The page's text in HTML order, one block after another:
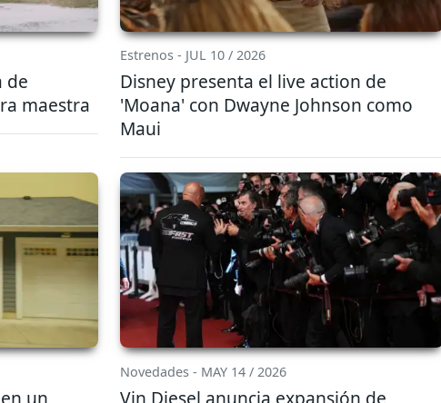
de
maestra
Estrenos - JUL 10 / 2026
Disney presenta el live action de
'Moana' con Dwayne Johnson como
Maui
un
Novedades - MAY 14 / 2026
Vin Diesel anuncia expansión de